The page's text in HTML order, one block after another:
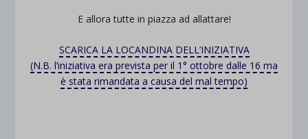
E allora tutte in piazza ad allattare!
SCARICA LA LOCANDINA DELL’INIZIATIVA
(N.B. l’iniziativa era prevista per il 1° ottobre dalle 16 ma
è stata rimandata a causa del mal tempo)